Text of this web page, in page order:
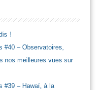
!
#40 – Observatoires,
nos meilleures vues sur
#39 – Hawaï, à la